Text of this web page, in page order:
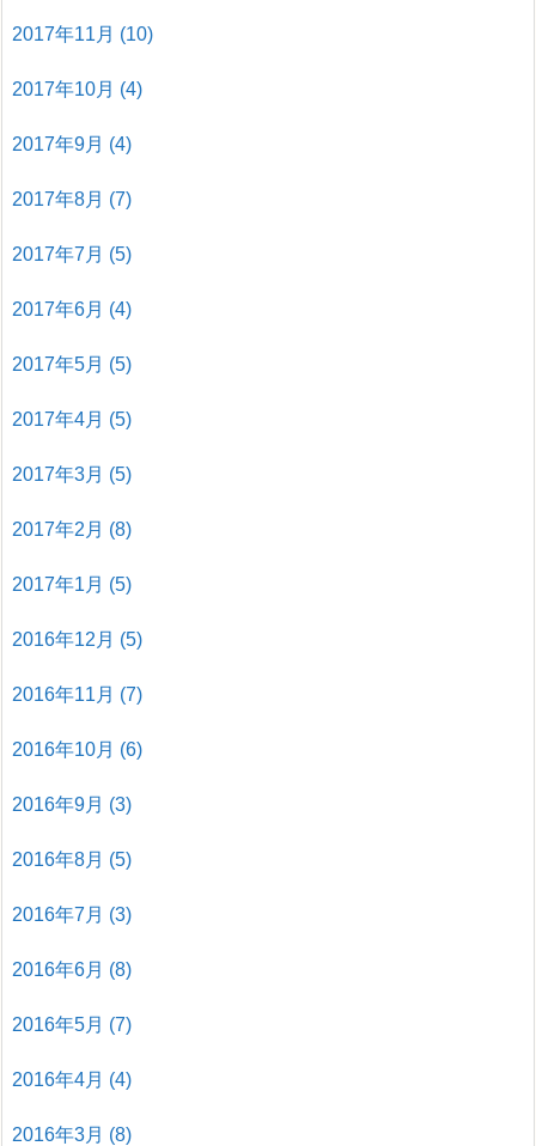
2017年11月 (10)
2017年10月 (4)
2017年9月 (4)
2017年8月 (7)
2017年7月 (5)
2017年6月 (4)
2017年5月 (5)
2017年4月 (5)
2017年3月 (5)
2017年2月 (8)
2017年1月 (5)
2016年12月 (5)
2016年11月 (7)
2016年10月 (6)
2016年9月 (3)
2016年8月 (5)
2016年7月 (3)
2016年6月 (8)
2016年5月 (7)
2016年4月 (4)
2016年3月 (8)